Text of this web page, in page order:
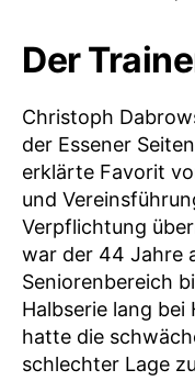
Der
Christoph
der Essener
erklärte Favorit
und
Verpflichtung
war der 44 Jahre
Seniorenbereich
Halbserie lang
hatte die
schlechter Lage